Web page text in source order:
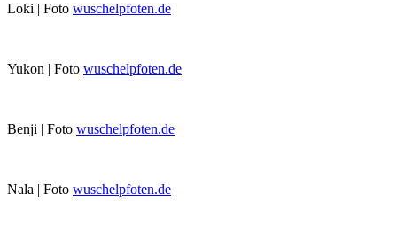
Loki | Foto wuschelpfoten.de
Yukon | Foto wuschelpfoten.de
Benji | Foto wuschelpfoten.de
Nala | Foto wuschelpfoten.de